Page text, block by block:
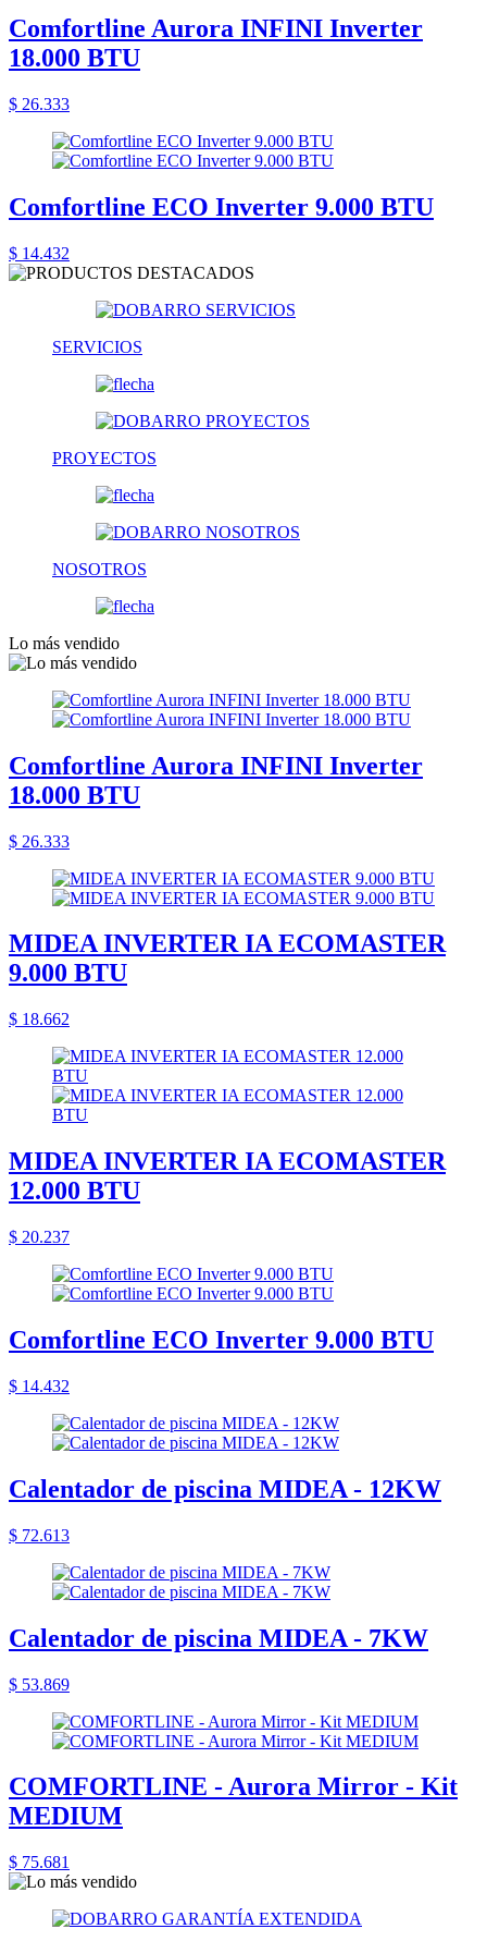
Comfortline Aurora INFINI Inverter
18.000 BTU
$ 26.333
Comfortline ECO Inverter 9.000 BTU
$ 14.432
SERVICIOS
PROYECTOS
NOSOTROS
Lo más vendido
Comfortline Aurora INFINI Inverter
18.000 BTU
$ 26.333
MIDEA INVERTER IA ECOMASTER
9.000 BTU
$ 18.662
MIDEA INVERTER IA ECOMASTER
12.000 BTU
$ 20.237
Comfortline ECO Inverter 9.000 BTU
$ 14.432
Calentador de piscina MIDEA - 12KW
$ 72.613
Calentador de piscina MIDEA - 7KW
$ 53.869
COMFORTLINE - Aurora Mirror - Kit
MEDIUM
$ 75.681